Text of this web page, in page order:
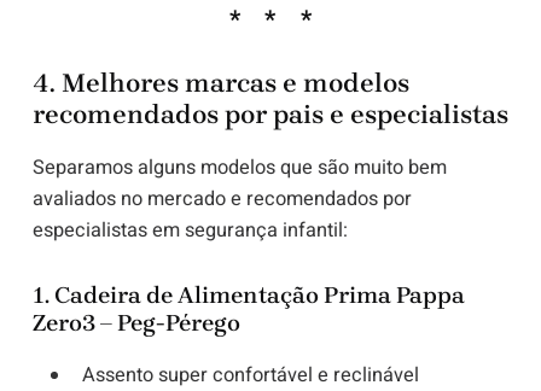
4. Melhores marcas e modelos
recomendados por pais e especialistas
Separamos alguns modelos que são muito bem
avaliados no mercado e recomendados por
especialistas em segurança infantil:
1.Cadeira de Alimentação Prima Pappa
Zero3 – Peg-Pérego
Assento super confortável e reclinável